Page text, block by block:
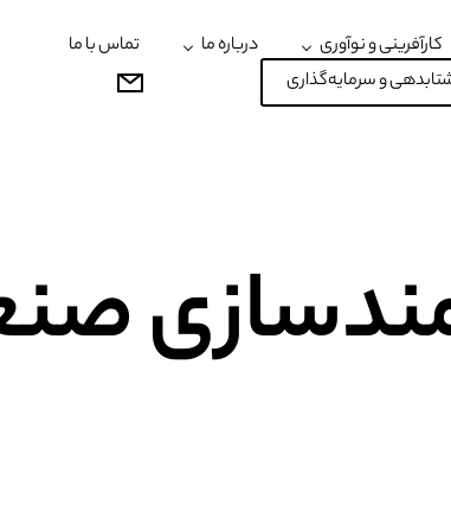
کارآفرینی و نوآوری درباره ما
تماس با ما
و سرمایه‌گذاری